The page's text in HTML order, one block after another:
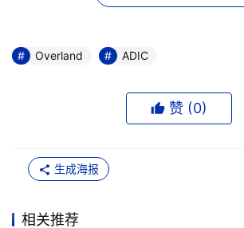
式发布消息之前我们不作任何评论。”记
公司正准备发布吗？”Bond表示“无可奉告
ADIC公司在8月4日，也就是
进行OEM交易机会的第二天开始购买
会面前两天（8月16日）又购买了更多
7.85美元，总投资额达9,488,198美元。
Overland ADIC
赞 (0)
生成海报
相关推荐